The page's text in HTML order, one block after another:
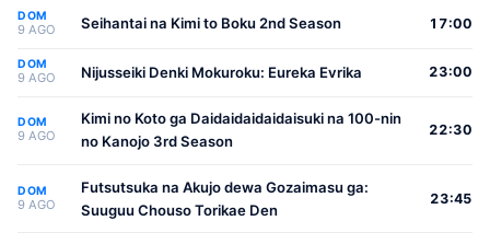
DOM
9 AGO Seihantai na Kimi to Boku 2nd Season 17:00
DOM
9 AGO Nijusseiki Denki Mokuroku: Eureka Evrika 23:00
DOM
9 AGO
Kimi no Koto ga Daidaidaidaidaisuki na 100-nin
no Kanojo 3rd Season
22:30
DOM
9 AGO
Futsutsuka na Akujo dewa Gozaimasu ga:
Suuguu Chouso Torikae Den
23:45